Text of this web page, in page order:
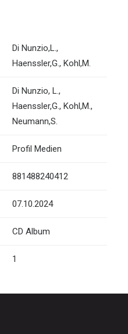
Di Nunzio,L.,
Haenssler,G., Kohl,M.
Di Nunzio, L.,
Haenssler,G., Kohl,M.,
Neumann,S.
Profil Medien
881488240412
07.10.2024
CD Album
1